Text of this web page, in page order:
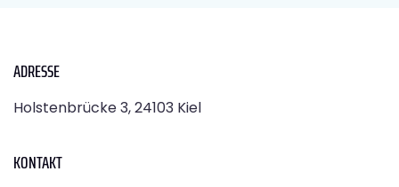
ADRESSE
Holstenbrücke 3, 24103 Kiel
KONTAKT